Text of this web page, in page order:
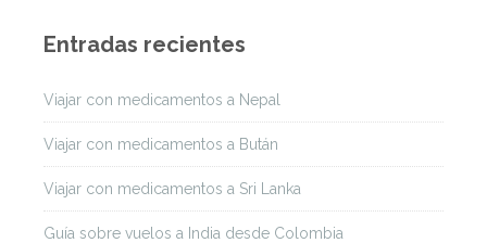
Entradas recientes
Viajar con medicamentos a Nepal
Viajar con medicamentos a Bután
Viajar con medicamentos a Sri Lanka
Guía sobre vuelos a India desde Colombia